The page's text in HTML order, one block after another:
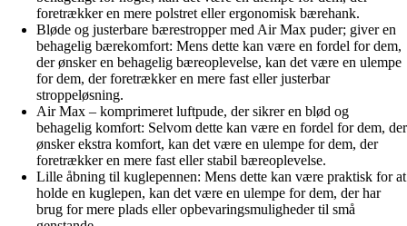
foretrækker en mere polstret eller ergonomisk bærehank.
Bløde og justerbare bærestropper med Air Max puder; giver en
behagelig bærekomfort: Mens dette kan være en fordel for dem,
der ønsker en behagelig bæreoplevelse, kan det være en ulempe
for dem, der foretrækker en mere fast eller justerbar
stroppeløsning.
Air Max – komprimeret luftpude, der sikrer en blød og
behagelig komfort: Selvom dette kan være en fordel for dem, der
ønsker ekstra komfort, kan det være en ulempe for dem, der
foretrækker en mere fast eller stabil bæreoplevelse.
Lille åbning til kuglepennen: Mens dette kan være praktisk for at
holde en kuglepen, kan det være en ulempe for dem, der har
brug for mere plads eller opbevaringsmuligheder til små